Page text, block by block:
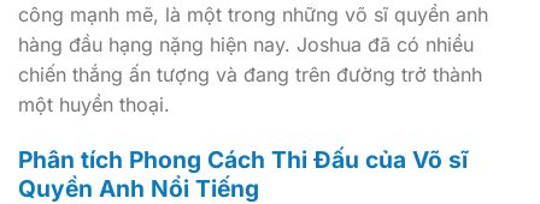
công mạnh mẽ, là một trong những võ sĩ quyền anh
hàng đầu hạng nặng hiện nay. Joshua đã có nhiều
chiến thắng ấn tượng và đang trên đường trở thành
một huyền thoại.
Phân tích Phong Cách Thi Đấu của Võ sĩ
Quyền Anh Nổi Tiếng